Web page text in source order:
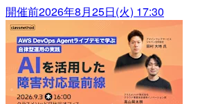
開催前2026年8月25日(火) 17:30